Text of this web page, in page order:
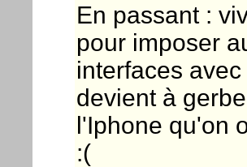
En passant :
pour imposer
interfaces
devient à
l'Iphone qu'on
:(